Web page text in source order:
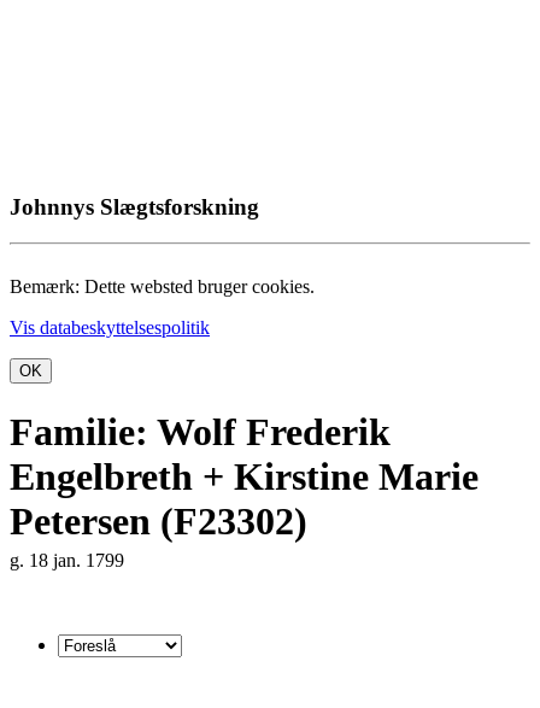
Johnnys Slægtsforskning
Bemærk: Dette websted bruger cookies.
Vis databeskyttelsespolitik
OK
Familie: Wolf Frederik
Engelbreth + Kirstine Marie
Petersen (F23302)
g. 18 jan. 1799